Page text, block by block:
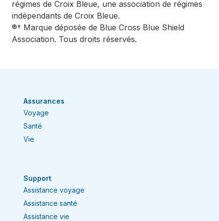
régimes de Croix Bleue, une association de régimes
indépendants de Croix Bleue.
®† Marque déposée de Blue Cross Blue Shield
Association. Tous droits réservés.
Assurances
Voyage
Santé
Vie
Support
Assistance voyage
Assistance santé
Assistance vie